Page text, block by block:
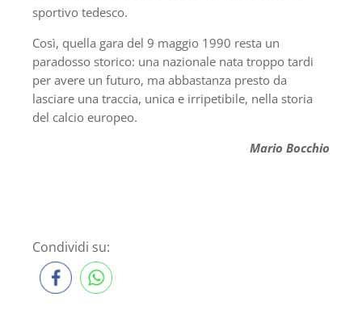
sportivo tedesco.
Così, quella gara del 9 maggio 1990 resta un
paradosso storico: una nazionale nata troppo tardi
per avere un futuro, ma abbastanza presto da
lasciare una traccia, unica e irripetibile, nella storia
del calcio europeo.
Mario Bocchio
Condividi su: